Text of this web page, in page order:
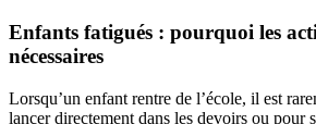
Enfants fatigués : pourquoi les
nécessaires
Lorsqu’un enfant rentre de l’école, il est
lancer directement dans les devoirs ou pour